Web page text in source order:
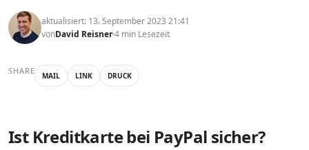
aktualisiert: 13. September 2023 21:41
vonDavid Reisner4 min Lesezeit
SHARE MAIL LINK DRUCK
Ist Kreditkarte bei PayPal sicher?